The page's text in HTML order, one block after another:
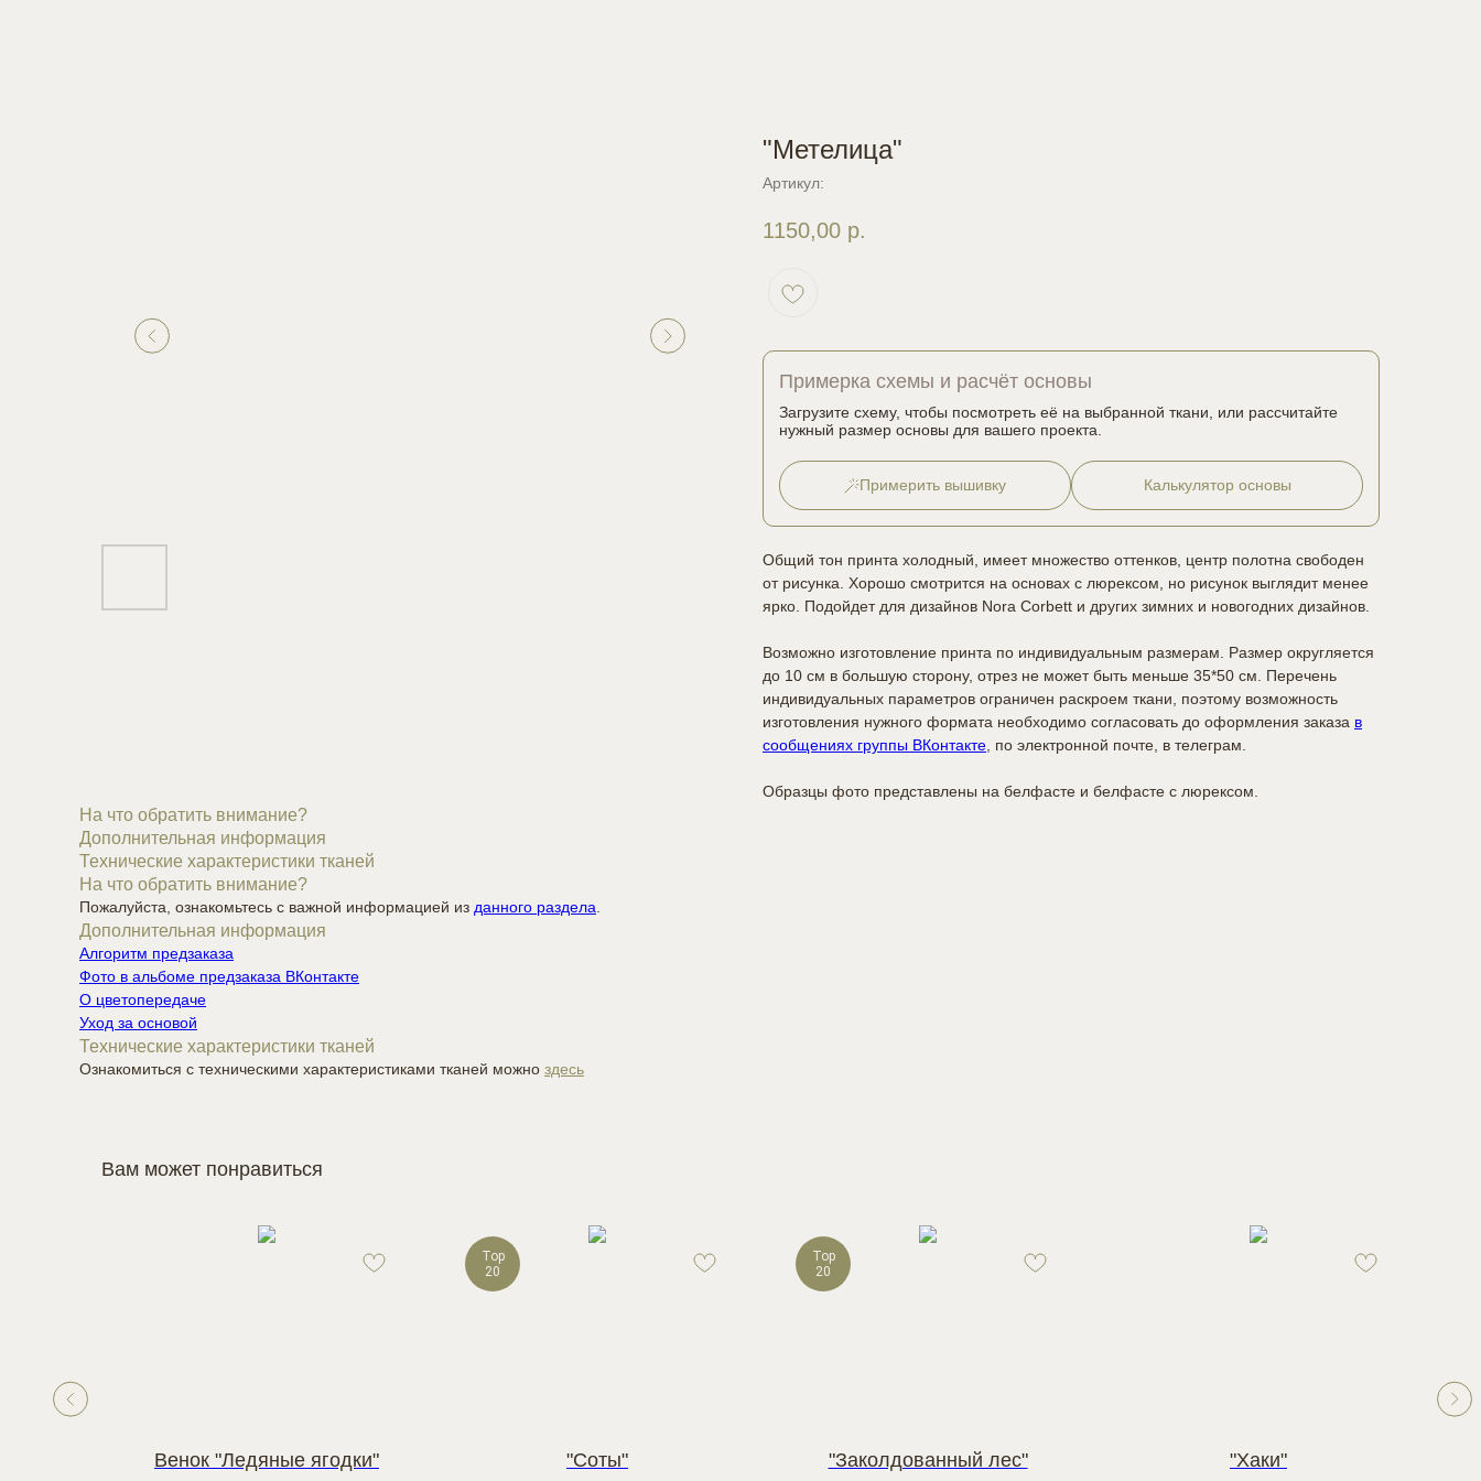
"Метелица"
Артикул:
1150,00 р.
Примерка схемы и расчёт основы
Загрузите схему, чтобы посмотреть её на выбранной ткани, или рассчитайте
нужный размер основы для вашего проекта.
Примерить вышивку Калькулятор основы
Общий тон принта холодный, имеет множество оттенков, центр полотна свободен
от рисунка. Хорошо смотрится на основах с люрексом, но рисунок выглядит менее
ярко. Подойдет для дизайнов Nora Corbett и других зимних и новогодних дизайнов.
Возможно изготовление принта по индивидуальным размерам. Размер округляется
до 10 см в большую сторону, отрез не может быть меньше 35*50 см. Перечень
индивидуальных параметров ограничен раскроем ткани, поэтому возможность
изготовления нужного формата необходимо согласовать до оформления заказа в
сообщениях группы ВКонтакте, по электронной почте, в телеграм.
Образцы фото представлены на белфасте и белфасте с люрексом.
На что обратить внимание?
Дополнительная информация
Технические характеристики тканей
На что обратить внимание?
Пожалуйста, ознакомьтесь с важной информацией из данного раздела.
Дополнительная информация
Алгоритм предзаказа
Фото в альбоме предзаказа ВКонтакте
О цветопередаче
Уход за основой
Технические характеристики тканей
Ознакомиться с техническими характеристиками тканей можно здесь
Вам может понравиться
Венок "Ледяные ягодки"
Top
20
"Соты"
Top
20
"Заколдованный лес" "Хаки"